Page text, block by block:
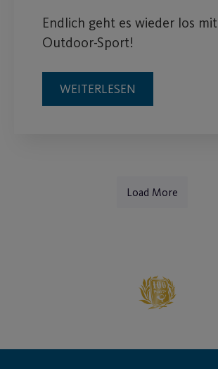
Endlich geht es wieder los mit
Outdoor-Sport!
WEITERLESEN
Load More